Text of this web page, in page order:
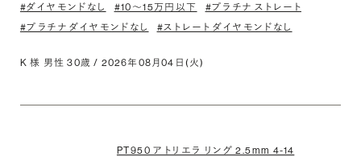
#ダイヤモンドなし
#10〜15万円以下
#プラチナ ストレート
#プラチナ ダイヤモンドなし
#ストレート ダイヤモンドなし
K 様 男性 30歳 / 2026年08月04日(火)
PT950 アトリエラ リング 2.5mm 4-14